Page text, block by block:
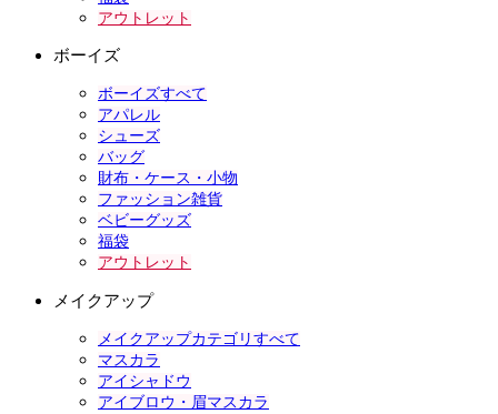
アウトレット
ボーイズ
ボーイズすべて
アパレル
シューズ
バッグ
財布・ケース・小物
ファッション雑貨
ベビーグッズ
福袋
アウトレット
メイクアップ
メイクアップカテゴリすべて
マスカラ
アイシャドウ
アイブロウ・眉マスカラ